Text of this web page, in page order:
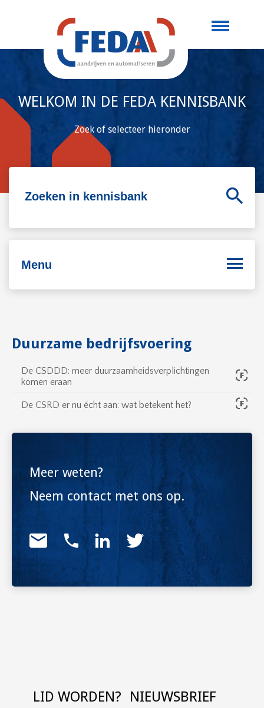
WELKOM IN DE FEDA KENNISBANK
Zoek of selecteer hieronder
Menu
Duurzaam ondernemen
Internationaal ondernemen
Duurzame bedrijfsvoering
De CSDDD: meer duurzaamheidsverplichtingen
komen eraan
De CSRD er nu écht aan: wat betekent het?
Meer weten?
Neem contact met ons op.
LID WORDEN? NIEUWSBRIEF